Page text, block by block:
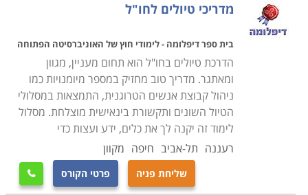
בתנאי לחץ, יכולת אלתור גבוהה והרבה מאוד תכונות
נוספות.
קורס מדריכי טיולים בחו"ל אורך לרוב מספר חודשים, ועיקרו
הוא לימודים כלליים בתחומי ההיסטוריה, מושגים בסיסים
ביהדות, נצרות ואיסלם גיאוגרפיה, אמנות ואדריכלות
ואלמנטים מיוחדים בתרבויות של המדינות השונות. נערכת
סקירת מסלולי טיולים ביעדים מובילים באירופה, ארה"ב,
המזרח הרחוק תוך מתן דגש לטיולים בעלי עניין ייחודי,
למשל אוכל, מוסיקה או אמנות.
מדריכי טיולים לחו"ל
בית ספר דיפלומה - לימודי חוץ של האוניברסיטה הפתוחה
הדרכת טיולים בחו"ל הוא תחום מעניין, מגוון
ומאתגר. מדריך טוב מחזיק במספר מיומנויות כמו
ניהול קבוצת אנשים הטרוגנית, התמצאות במסלולי
הטיול השונים ותקשורת בינאישית מוצלחת. מסלול
לימוד זה יקנה לך את כלים, ידע ועצות כדי
רעננה תל-אביב חיפה מקוון
שליחת פניה פרטי הקורס 